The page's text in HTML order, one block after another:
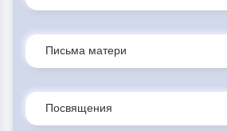
Письма матери
Посвящения